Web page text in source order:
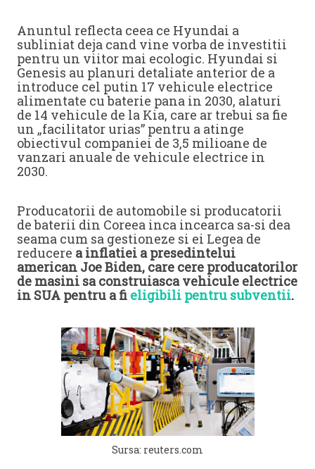
Anuntul reflecta ceea ce Hyundai a
subliniat deja cand vine vorba de investitii
pentru un viitor mai ecologic. Hyundai si
Genesis au planuri detaliate anterior de a
introduce cel putin 17 vehicule electrice
alimentate cu baterie pana in 2030, alaturi
de 14 vehicule de la Kia, care ar trebui sa fie
un „facilitator urias” pentru a atinge
obiectivul companiei de 3,5 milioane de
vanzari anuale de vehicule electrice in
2030.
Producatorii de automobile si producatorii
de baterii din Coreea inca incearca sa-si dea
seama cum sa gestioneze si ei Legea de
reducere a inflatiei a presedintelui
american Joe Biden, care cere producatorilor
de masini sa construiasca vehicule electrice
in SUA pentru a fi eligibili pentru subventii.
Sursa: reuters.com